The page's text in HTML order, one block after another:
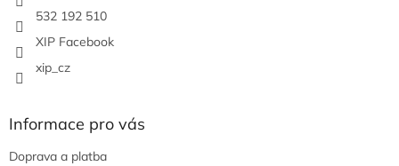
532 192 510
XIP Facebook
xip_cz
Informace pro vás
Doprava a platba